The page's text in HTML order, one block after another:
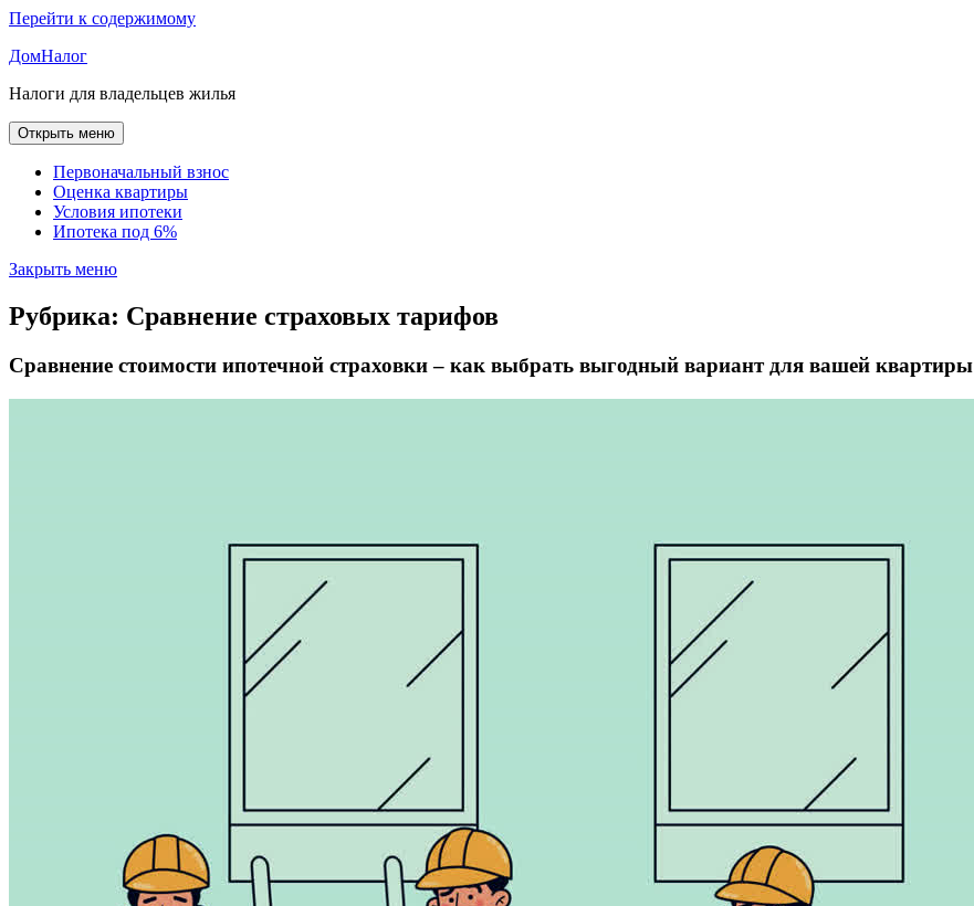
Перейти к содержимому
ДомНалог
Налоги для владельцев жилья
Открыть меню
Первоначальный взнос
Оценка квартиры
Условия ипотеки
Ипотека под 6%
Закрыть меню
Рубрика: Сравнение страховых тарифов
Сравнение стоимости ипотечной страховки – как выбрать выгодный вариант для вашей квартиры